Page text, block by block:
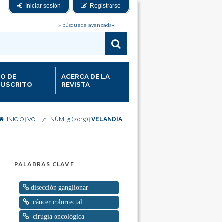
Iniciar sesión Registrarse
» búsqueda avanzada«
DE
ACERCA DE LA
REVISTA
INICIO VOL. 71, NÚM. 5 (2019) VELANDIA
PALABRAS CLAVE
disección ganglionar
cáncer colorrectal
cirugía oncológica